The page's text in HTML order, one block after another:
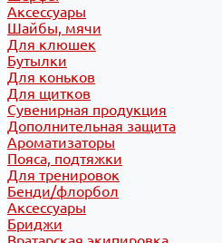
Аксессуары
Шайбы, мячи
Для клюшек
Бутылки
Для коньков
Для щитков
Сувенирная продукция
Дополнительная защита
Ароматизаторы
Пояса, подтяжки
Для тренировок
Бенди/флорбол
Аксессуары
Бриджи